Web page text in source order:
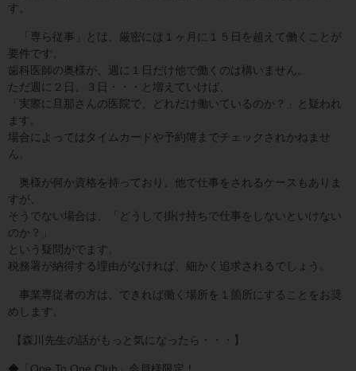
す。
「専ら従事」とは、厳密には１ヶ月に１５日を超えて働くことが
要件です。
歯科医師の奥様が、週に１日だけ他で働くのは構いません。
ただ週に２日、３日・・・と増えていけば、
「実際に旦那さんの医院で、どれだけ働いているのか？」と疑われ
ます。
場合によってはタイムカードや予約簿までチェックされかねませ
ん。
奥様が何か資格を持っており、他で仕事をされるケースもありま
すが、
そうでない場合は、「どうして掛け持ちで仕事をしないといけない
のか？」
という疑問がでます。
税務署が納得する理由がなければ、細かく追求されるでしょう。
事業専従者の方は、できれば働く場所を１箇所にすることをお奨
めします。
【森川先生の話がもっと気になったら・・・】